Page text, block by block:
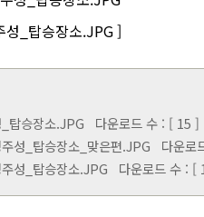
성_탑승장소.JPG ]
탑승장소.JPG 다운로드 수 : [ 15 ]
성_탑승장소_맞은편.JPG 다운로
성_탑승장소.JPG 다운로드 수 : [